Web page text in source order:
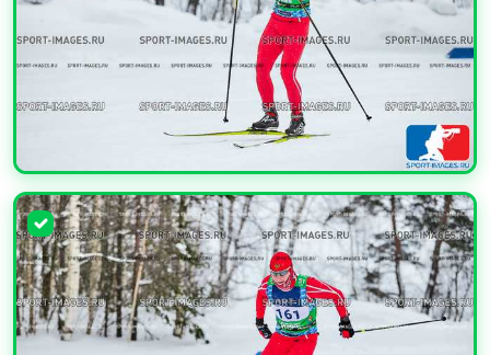
УВЕЛИЧИТЬ